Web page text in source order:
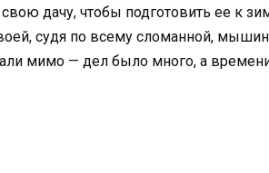
дачу, чтобы подготовить ее к
судя по всему сломанной,
мимо — дел было много, а